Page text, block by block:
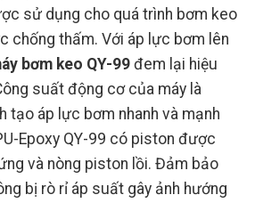
sử dụng cho quá trình bơm keo
chống thấm. Với áp lực bơm lên
bơm keo QY-99 đem lại hiệu
suất động cơ của máy là
tạo áp lực bơm nhanh và mạnh
Epoxy QY-99 có piston được
và nòng piston lồi. Đảm bảo
bị rò rỉ áp suất gây ảnh hướng